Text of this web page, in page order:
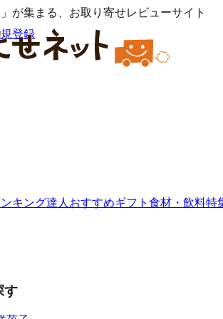
が集まる、お取り寄せレビューサイト
登録
キング達人おすすめギフト 食材・飲料特
す